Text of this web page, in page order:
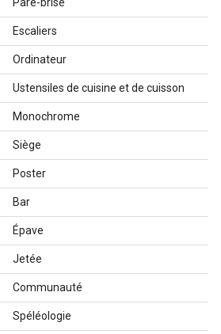
Escaliers
Ordinateur
Ustensiles de cuisine et de cuisson
Monochrome
Siège
Poster
Bar
Épave
Jetée
Communauté
Spéléologie